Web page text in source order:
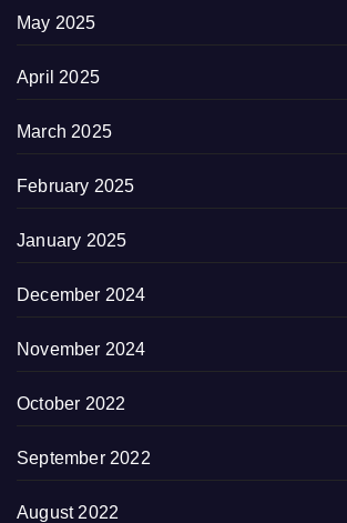
May 2025
April 2025
March 2025
February 2025
January 2025
December 2024
November 2024
October 2022
September 2022
August 2022